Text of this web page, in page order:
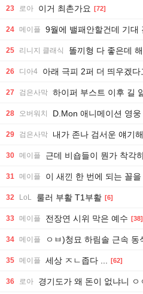
23 로아 이거 최촌가요 [72]
24 메이플 9월에 밸패안할건데 기대
25 리니지 클래식 똘끼형 다 좋은데 해외작업
26 디아4 아래 극피 2퍼 더 띄우겠
27 검은사막 하이퍼 부스트 이후 길
28 오버워치 D.Mon 애니메이션 영웅
29 검은사막 내가 존나 검서운 얘기
30 메이플 근데 비숍들이 뭔가 착각
31 메이플 이 새낀 한 번에 되는 꼴을
32 LoL 룰러 부활 T1부활 [6]
33 메이플 전장연 시위 막은 예수 [38]
34 메이플 ㅇㅂ)청묘 하림솔 근속 동
35 메이플 세상 ㅈㄴ좁다 ... [62]
36 로아 경기도가 왜 돈이 없냐니 ㅇ